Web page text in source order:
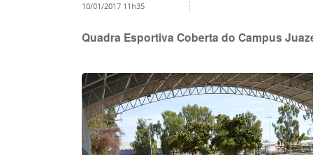
10/01/2017 11h35
Quadra Esportiva Coberta do Campus